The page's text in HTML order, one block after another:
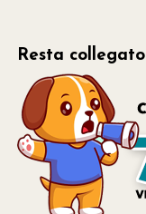
Resta collegato